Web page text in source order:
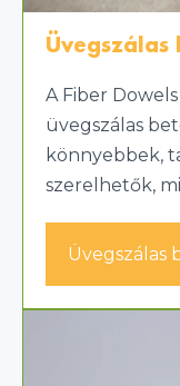
Üvegszálas
A Fiber
üvegszálas
könnyebbek,
szerelhetők,
Üvegszálas